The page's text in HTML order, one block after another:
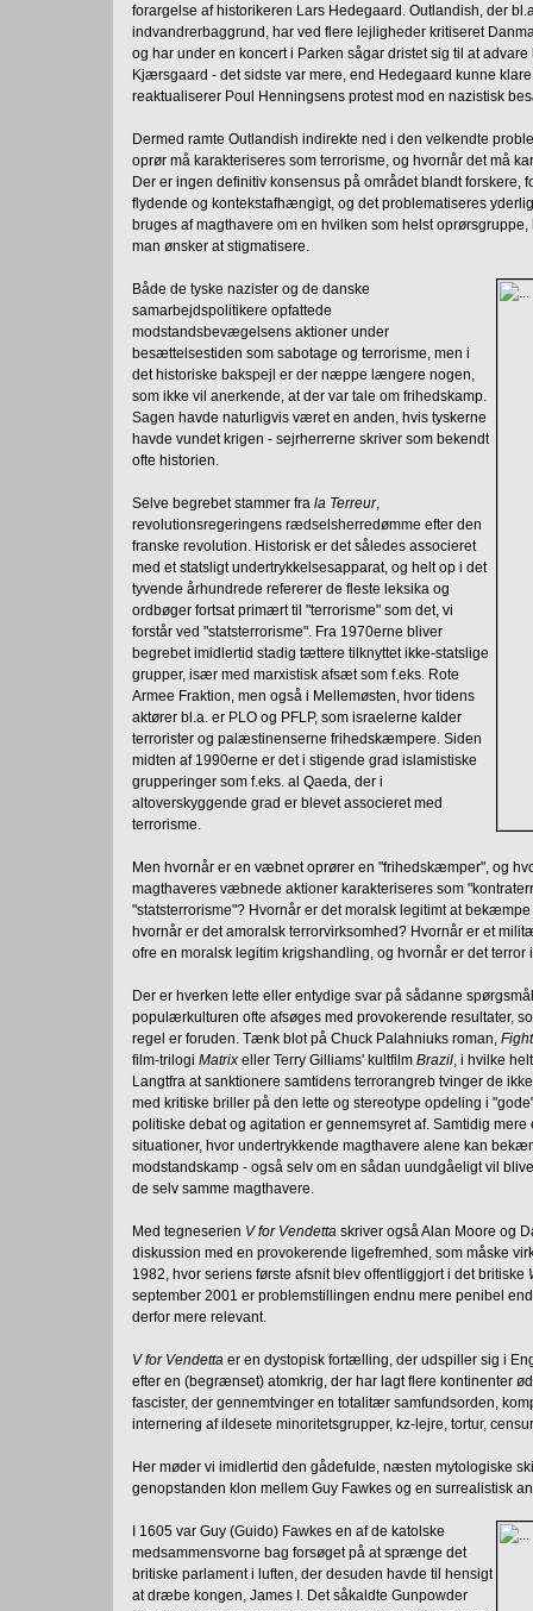
forargelse af historikeren Lars Hedegaard. Outlandish, der
indvandrerbaggrund, har ved flere lejligheder kritiseret
og har under en koncert i Parken sågar dristet sig til at
Kjærsgaard - det sidste var mere, end Hedegaard kunne
reaktualiserer Poul Henningsens protest mod en nazistisk
Dermed ramte Outlandish indirekte ned i den velkendte
oprør må karakteriseres som terrorisme, og hvornår det må
Der er ingen definitiv konsensus på området blandt forskere,
flydende og kontekstafhængigt, og det problematiseres
bruges af magthavere om en hvilken som helst
man ønsker at stigmatisere.
Både de tyske nazister og de danske
samarbejdspolitikere opfattede
modstandsbevægelsens aktioner under
besættelsestiden som sabotage og terrorisme, men i
det historiske bakspejl er der næppe længere nogen,
som ikke vil anerkende, at der var tale om frihedskamp.
Sagen havde naturligvis været en anden, hvis tyskerne
havde vundet krigen - sejrherrerne skriver som bekendt
ofte historien.
Selve begrebet stammer fra la Terreur,
revolutionsregeringens rædselsherredømme efter den
franske revolution. Historisk er det således associeret
med et statsligt undertrykkelsesapparat, og helt op i det
tyvende århundrede refererer de fleste leksika og
ordbøger fortsat primært til "terrorisme" som det, vi
forstår ved "statsterrorisme". Fra 1970erne bliver
begrebet imidlertid stadig tættere tilknyttet ikke-statslige
grupper, især med marxistisk afsæt som f.eks. Rote
Armee Fraktion, men også i Mellemøsten, hvor tidens
aktører bl.a. er PLO og PFLP, som israelerne kalder
terrorister og palæstinenserne frihedskæmpere. Siden
midten af 1990erne er det i stigende grad islamistiske
grupperinger som f.eks. al Qaeda, der i
altoverskyggende grad er blevet associeret med
terrorisme.
Men hvornår er en væbnet oprører en "frihedskæmper", og
magthaveres væbnede aktioner karakteriseres som
"statsterrorisme"? Hvornår er det moralsk legitimt at
hvornår er det amoralsk terrorvirksomhed? Hvornår er et
ofre en moralsk legitim krigshandling, og hvornår er det terror
Der er hverken lette eller entydige svar på sådanne
populærkulturen ofte afsøges med provokerende resultater,
regel er foruden. Tænk blot på Chuck Palahniuks roman,
film-trilogi Matrix eller Terry Gilliams' kultfilm Brazil , i hvilke
Langtfra at sanktionere samtidens terrorangreb tvinger de
med kritiske briller på den lette og stereotype opdeling i
politiske debat og agitation er gennemsyret af. Samtidig
situationer, hvor undertrykkende magthavere alene kan
modstandskamp - også selv om en sådan uundgåeligt vil
de selv samme magthavere.
Med tegneserien V for Vendetta skriver også Alan Moore og
diskussion med en provokerende ligefremhed, som måske
1982, hvor seriens første afsnit blev offentliggjort i det britiske
september 2001 er problemstillingen endnu mere penibel
derfor mere relevant.
V for Vendetta er en dystopisk fortælling, der udspiller sig i
efter en (begrænset) atomkrig, der har lagt flere kontinenter
fascister, der gennemtvinger en totalitær samfundsorden,
internering af ildesete minoritetsgrupper, kz-lejre, tortur,
Her møder vi imidlertid den gådefulde, næsten mytologiske
genopstanden klon mellem Guy Fawkes og en surrealistisk
I 1605 var Guy (Guido) Fawkes en af de katolske
medsammensvorne bag forsøget på at sprænge det
britiske parlament i luften, der desuden havde til hensigt
at dræbe kongen, James I. Det såkaldte Gunpowder